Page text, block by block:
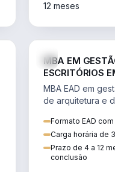
12 meses
MBA EM
ESCRITÓRIOS
E DESIGN
MBA EAD em
de arquitetura e
gestão de
Formato EAD
Carga horária de
Prazo de 4 a 12
conclusão